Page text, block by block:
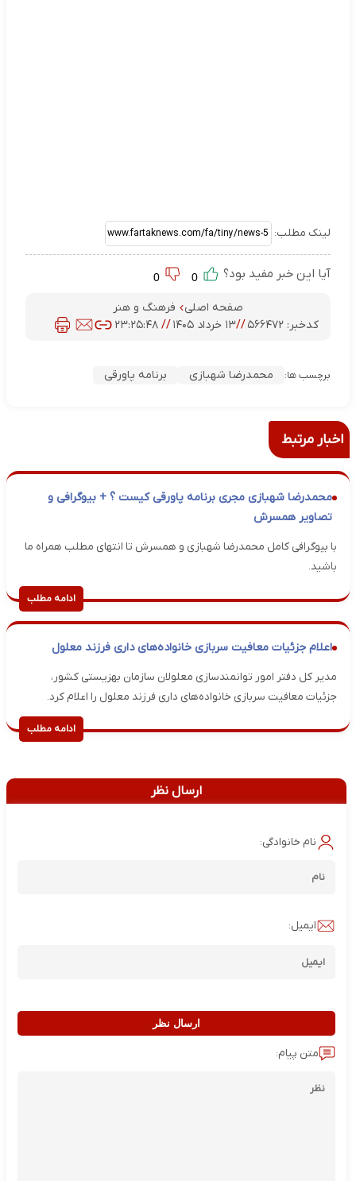
لینک مطلب:
آیا این خبر مفید بود؟
صفحه اصلی
فرهنگ و هنر
کدخبر:۵۶۶۴۷۲ //۱۳ خرداد ۱۴۰۵ //۲۳:۲۵:۴۸
برچسب ها: محمدرضا شهبازی برنامه پاورقی
اخبار مرتبط
محمدرضا شهبازی مجری برنامه پاورقی کیست ؟ + بیوگرافی و
تصاویر همسرش
با بیوگرافی کامل محمدرضا شهبازی و همسرش تا انتهای مطلب همراه ما
باشید.
ادامه مطلب
اعلام جزئیات معافیت سربازی خانواده‌های داری فرزند معلول
مدیر کل دفتر امور توانمندسازی معلولان سازمان بهزیستی کشور،
جزئیات معافیت سربازی خانواده‌های داری فرزند معلول را اعلام کرد.
ادامه مطلب
ارسال نظر
نام خانوادگی:
ایمیل:
ارسال نظر
متن پیام: